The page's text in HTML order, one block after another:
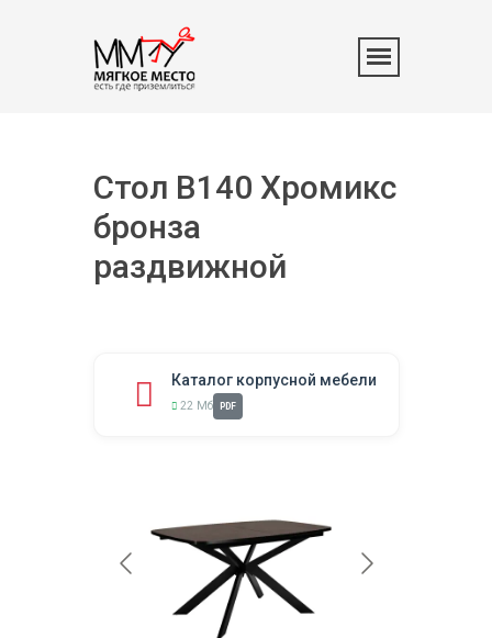
Стол B140 Хромикс
бронза
раздвижной
Каталог корпусной мебели
22 Мб PDF